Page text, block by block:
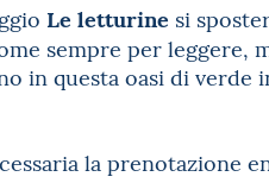
Le letturine si
sempre per leggere,
in questa oasi di verde
la prenotazione